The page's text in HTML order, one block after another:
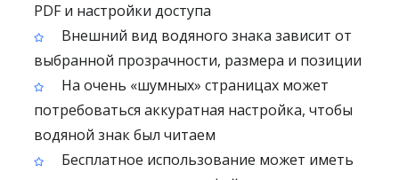
PDF и настройки доступа
Внешний вид водяного знака зависит от
выбранной прозрачности, размера и позиции
На очень «шумных» страницах может
потребоваться аккуратная настройка, чтобы
водяной знак был читаем
Бесплатное использование может иметь